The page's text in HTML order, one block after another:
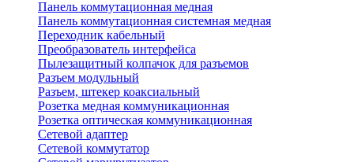
Панель коммутационная медная
Панель коммутационная системная медная
Переходник кабельный
Преобразователь интерфейса
Пылезащитный колпачок для разъемов
Разъем модульный
Разъем, штекер коаксиальный
Розетка медная коммуникационная
Розетка оптическая коммуникационная
Сетевой адаптер
Сетевой коммутатор